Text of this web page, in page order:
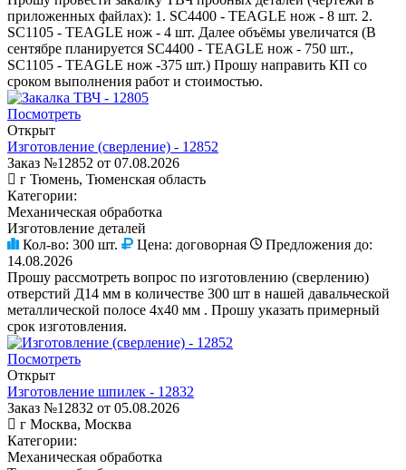
приложенных файлах): 1. SC4400 - TEAGLE нож - 8 шт. 2.
SC1105 - TEAGLE нож - 4 шт. Далее объёмы увеличатся (В
сентябре планируется SC4400 - TEAGLE нож - 750 шт.,
SC1105 - TEAGLE нож -375 шт.) Прошу направить КП со
сроком выполнения работ и стоимостью.
Посмотреть
Открыт
Изготовление (сверление) - 12852
Заказ №12852 от 07.08.2026
г Тюмень, Тюменская область
Категории:
Механическая обработка
Изготовление деталей
Кол-во: 300 шт. Цена: договорная
Предложения до:
14.08.2026
Прошу рассмотреть вопрос по изготовлению (сверлению)
отверстий Д14 мм в количестве 300 шт в нашей давальческой
металлической полосе 4х40 мм . Прошу указать примерный
срок изготовления.
Посмотреть
Открыт
Изготовление шпилек - 12832
Заказ №12832 от 05.08.2026
г Москва, Москва
Категории:
Механическая обработка